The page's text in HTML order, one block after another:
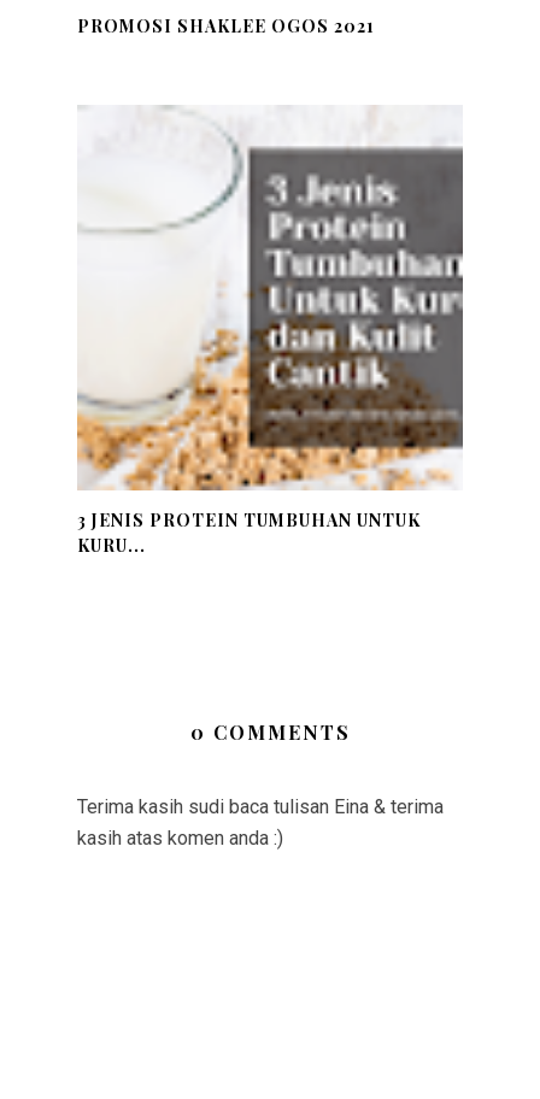
PROMOSI SHAKLEE OGOS 2021
3 JENIS PROTEIN TUMBUHAN UNTUK
KURU...
0 COMMENTS
Terima kasih sudi baca tulisan Eina & terima
kasih atas komen anda :)